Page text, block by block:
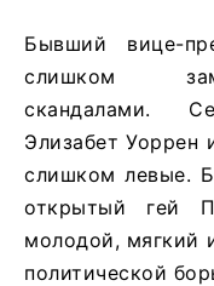
Бывший вице-
слишком
скандалами.
Элизабет Уоррен
слишком левые.
открытый гей
молодой, мягкий
политической